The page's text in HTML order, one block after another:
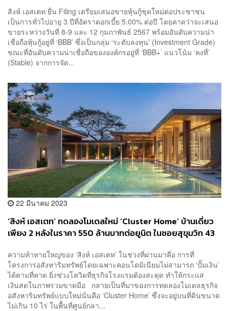
สิงห์ เอสเตท ยื่น Filing เตรียมเสนอขายหุ้นกู้ชุดใหม่ต่อประชาชน
เป็นการทั่วไปอายุ 3 ปีที่อัตราดอกเบี้ย 5.00% ต่อปี โดยคาดว่าจะเสนอ
ขายระหว่างวันที่ 8-9 และ 12 กุมภาพันธ์ 2567 พร้อมอันดับความน่า
เชื่อถือหุ้นกู้อยู่ที่ ‘BBB’ ซึ่งเป็นกลุ่ม ‘ระดับลงทุน’ (Investment Grade)
ขณะที่อันดับความน่าเชื่อถือขององค์กรอยู่ที่ ‘BBB+’ แนวโน้ม ‘คงที่’
(Stable) จากการจัด...
22 มีนาคม 2023
‘สิงห์ เอสเตท’ ทดลองโมเดลใหม่ ‘Cluster Home’ บ้านเดี่ยว
เพียง 2 หลังในราคา 550 ล้านบาทต่อยูนิต ในซอยสุขุมวิท 43
ความท้าทายใหญ่ของ ‘สิงห์ เอสเตท’ ในช่วงที่ผ่านมาคือ การที่
โครงการอสังหาริมทรัพย์โดยเฉพาะคอนโดมิเนียมไม่สามารถ ‘ปั๊มเงิน’
ได้ตามที่คาด ยิ่งช่วงโควิดที่ธุรกิจโรงแรมต้องสะดุด ทำให้กระแส
เงินสดในภาพรวมขาดมือ กลายเป็นที่มาของการทดลองโมเดลธุรกิจ
อสังหาริมทรัพย์แบบใหม่นั่นคือ ‘Cluster Home’ ซึ่งจะอยู่บนที่ดินขนาด
ไม่เกิน 10 ไร่ ในพื้นที่ศูนย์กลา...